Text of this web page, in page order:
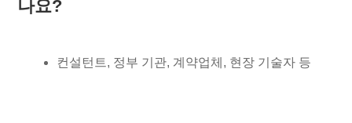
나요?
컨설턴트, 정부 기관, 계약업체, 현장 기술자 등